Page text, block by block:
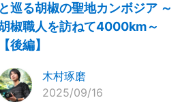
と巡る胡椒の聖地カンボジア ～
椒職人を訪ねて4000km～
【後編】
木村琢磨
2025/09/16